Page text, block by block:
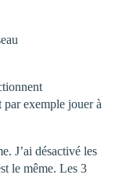
exemple jouer à
J’ai désactivé les
le même. Les 3